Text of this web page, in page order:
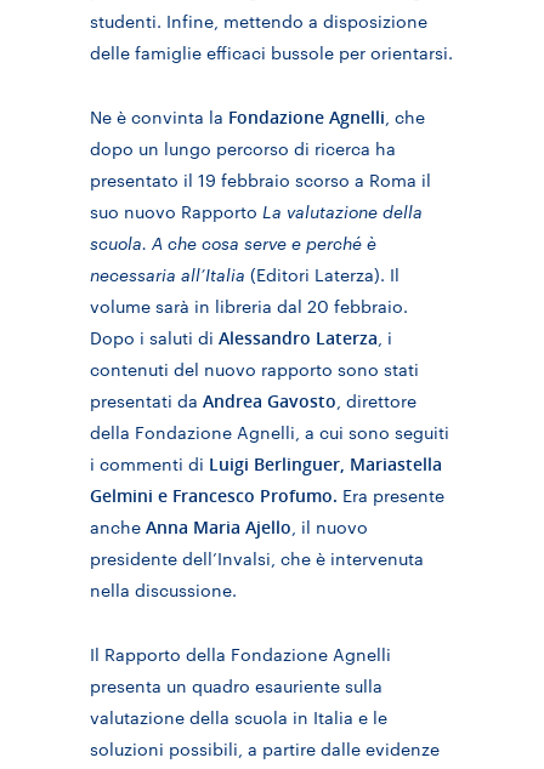
studenti. Infine, mettendo a disposizione
delle famiglie efficaci bussole per orientarsi.
Ne è convinta la Fondazione Agnelli , che
dopo un lungo percorso di ricerca ha
presentato il 19 febbraio scorso a Roma il
suo nuovo Rapporto La valutazione della
scuola. A che cosa serve e perché è
necessaria all’Italia (Editori Laterza). Il
volume sarà in libreria dal 20 febbraio.
Dopo i saluti di Alessandro Laterza , i
contenuti del nuovo rapporto sono stati
presentati da Andrea Gavosto , direttore
della Fondazione Agnelli, a cui sono seguiti
i commenti di Luigi Berlinguer, Mariastella
Gelmini e Francesco Profumo. Era presente
anche Anna Maria Ajello , il nuovo
presidente dell’Invalsi, che è intervenuta
nella discussione.
Il Rapporto della Fondazione Agnelli
presenta un quadro esauriente sulla
valutazione della scuola in Italia e le
soluzioni possibili, a partire dalle evidenze